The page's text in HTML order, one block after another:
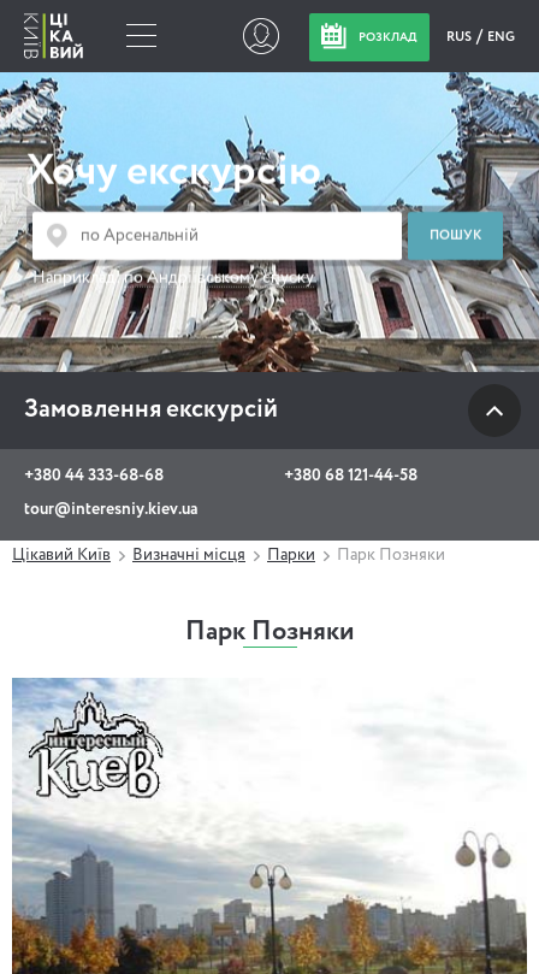
РОЗКЛАД RUS ENG
Хочу екскурсію
Наприклад:по Андріївському спуску
Замовлення екскурсій
+380 44 333-68-68
+380 68 121-44-58
tour@interesniy.kiev.ua
Замовлення
екскурсій
+380 44 333-68-68
+380 68 121-44-58
tour@interesniy.kiev.ua
з 10.00 до 19:30 щоденно
Viber WhatsApp
Цікавий Київ Визначні місця Парки Парк Позняки
Парк Позняки